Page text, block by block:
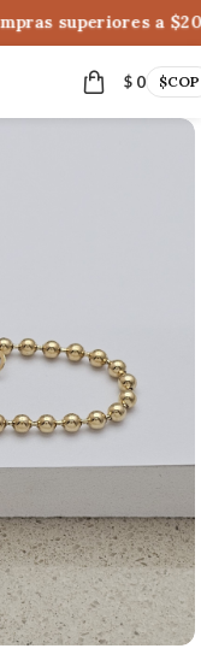
superiores a
$0 $COP